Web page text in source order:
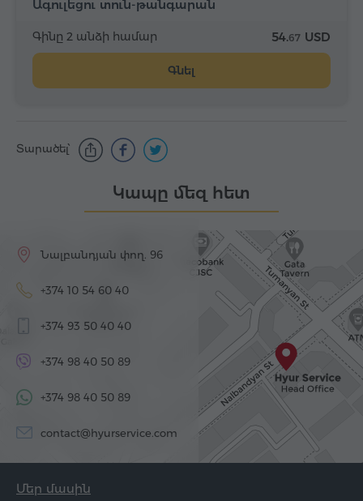
Ագուլեցու տուն-թանգարան
Գինը 2 անձի համար 54.67 USD
Գնել
Տարածել՝
Կապը մեզ հետ
Նալբանդյան փող. 96
+374 10 54 60 40
+374 93 50 40 40
+374 98 40 50 89
+374 98 40 50 89
contact@hyurservice.com
Մեր մասին